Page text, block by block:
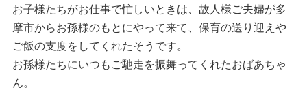
お子様たちがお仕事で忙しいときは、故人様ご夫婦が多
摩市からお孫様のもとにやって来て、保育の送り迎えや
ご飯の支度をしてくれたそうです。
お孫様たちにいつもご馳走を振舞ってくれたおばあちゃ
ん。